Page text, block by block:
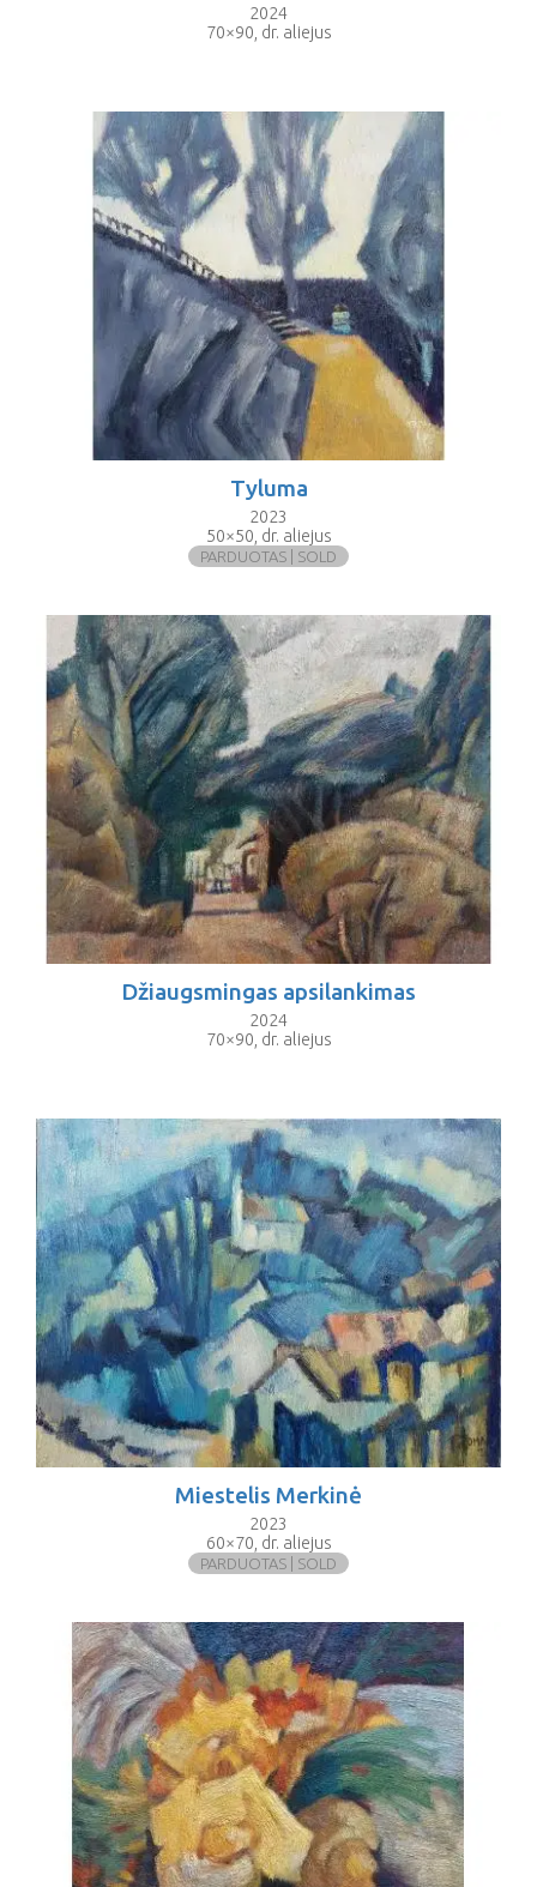
2024
70×90, dr. aliejus
Tyluma
2023
50×50, dr. aliejus
PARDUOTAS | SOLD
Džiaugsmingas apsilankimas
2024
70×90, dr. aliejus
Miestelis Merkinė
2023
60×70, dr. aliejus
PARDUOTAS | SOLD